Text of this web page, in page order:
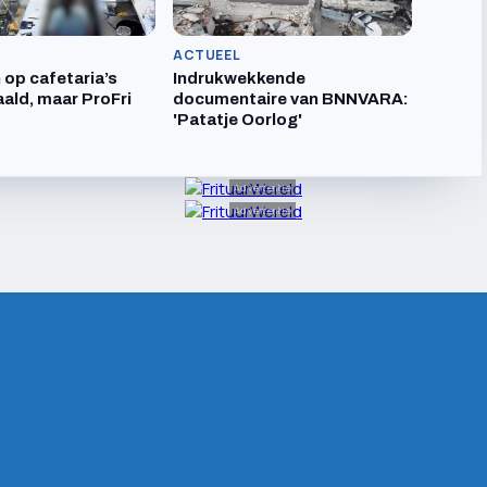
op cafetaria’s
maar ProFri
ACTUEEL
Indrukwekkende
documentaire van BNNVARA:
'Patatje Oorlog'
Advertentie
Advertentie